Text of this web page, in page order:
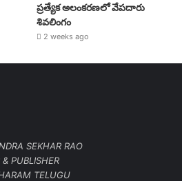
ప్రత్యేక అలంకరణలో వేపదారు
శివలింగం
2 weeks ago
SEKHAR RAO
& PUBLISHER
TELUGU